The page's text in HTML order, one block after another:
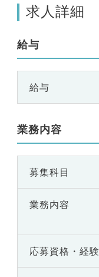
求人詳細
給与
給与
業務内容
募集科目
業務内容
応募資格・ 経験